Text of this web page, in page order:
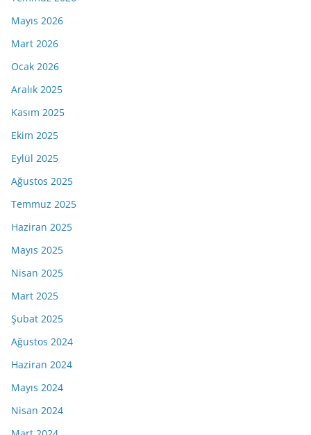
Mayıs 2026
Mart 2026
Ocak 2026
Aralık 2025
Kasım 2025
Ekim 2025
Eylül 2025
Ağustos 2025
Temmuz 2025
Haziran 2025
Mayıs 2025
Nisan 2025
Mart 2025
Şubat 2025
Ağustos 2024
Haziran 2024
Mayıs 2024
Nisan 2024